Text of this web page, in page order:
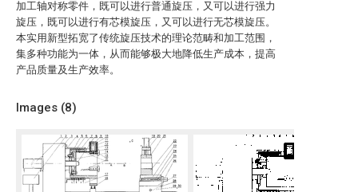
加工轴对称零件，既可以进行普通旋压，又可以进行强力
旋压，既可以进行有芯模旋压，又可以进行无芯模旋压。
本实用新型拓宽了传统旋压技术的理论范畴和加工范围，
集多种功能为一体，从而能够极大地降低生产成本，提高
产品质量及生产效率。
Images (8)